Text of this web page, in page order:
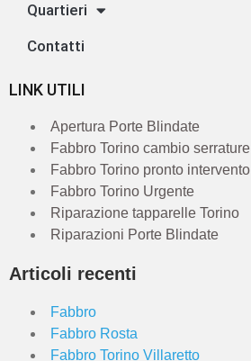
Quartieri
Contatti
LINK UTILI
Apertura Porte Blindate
Fabbro Torino cambio serrature
Fabbro Torino pronto intervento
Fabbro Torino Urgente
Riparazione tapparelle Torino
Riparazioni Porte Blindate
Articoli recenti
Fabbro
Fabbro Rosta
Fabbro Torino Villaretto